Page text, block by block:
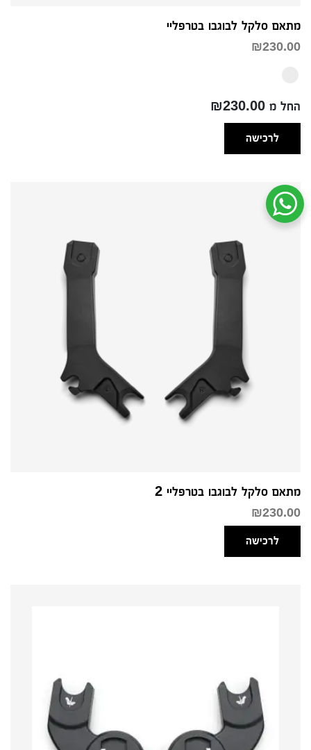
מתאם סלקל לבוגבו בטרפליי
₪230.00
החל מ ₪230.00
לרכישה
מתאם סלקל לבוגבו בטרפליי 2
₪230.00
לרכישה
שיחת ווטסאפ עם שירות הלקוחות